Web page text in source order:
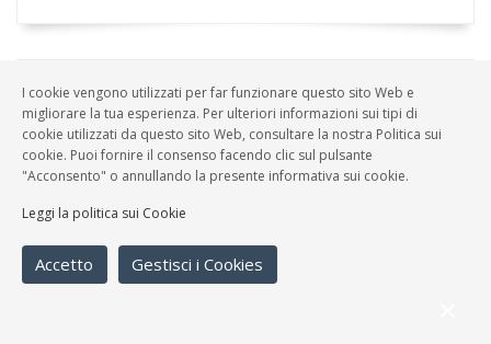
Oshima
Band
Rock 'n' roll, Pop italiano
I cookie vengono utilizzati per far funzionare questo sito Web e
migliorare la tua esperienza. Per ulteriori informazioni sui tipi di
cookie utilizzati da questo sito Web, consultare la nostra Politica sui
cookie. Puoi fornire il consenso facendo clic sul pulsante
"Acconsento" o annullando la presente informativa sui cookie.
Leggi la politica sui Cookie
Accetto Gestisci i Cookies